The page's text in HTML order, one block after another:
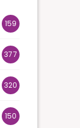
159
377
320
150